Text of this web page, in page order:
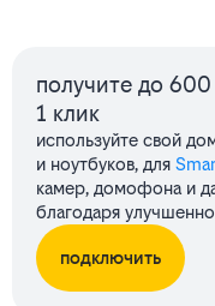
Сервисы
получите до
1 клик
используйте свой
и ноутбуков, для
камер, домофона и
благодаря
подключить